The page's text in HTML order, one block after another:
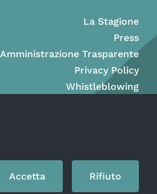
La Stagione
Press
Amministrazione Trasparente
Privacy Policy
Whistleblowing
Accetta Rifiuto